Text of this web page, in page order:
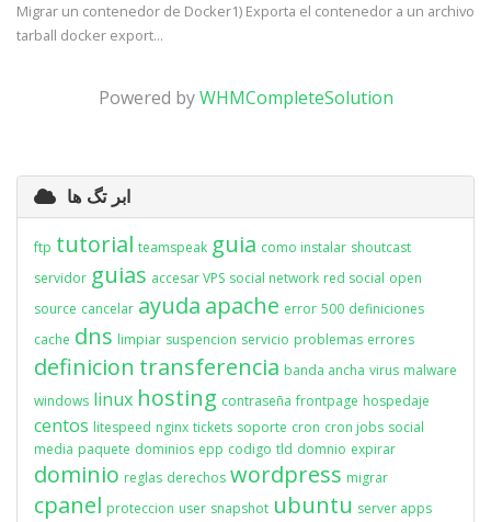
Migrar un contenedor de Docker1) Exporta el contenedor a un archivo
tarball docker export...
Powered byWHMCompleteSolution
ابر تگ ها
ftp tutorial teamspeak guia como instalar shoutcast
servidor guias accesar VPS social network red social open
source cancelar ayuda apache error 500 definiciones
cache dns limpiar suspencion servicio problemas errores
definicion transferencia banda ancha virus malware
windows linux hosting contraseña frontpage hospedaje
centos litespeed nginx tickets soporte cron cron jobs social
media paquete dominios epp codigo tld domnio expirar
dominio reglas derechos wordpress migrar
cpanel proteccion user snapshot ubuntu server apps